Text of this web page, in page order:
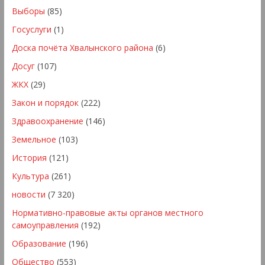
Выборы (85)
Госуслуги (1)
Доска почёта Хвалынского района (6)
Досуг(107)
ЖКХ(29)
Закон и порядок(222)
Здравоохранение (146)
Земельное (103)
История (121)
Культура (261)
новости (7 320)
Нормативно-правовые акты органов местного
самоуправления (192)
Образование (196)
Общество (553)